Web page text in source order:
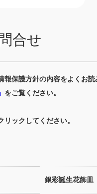
合せ
報保護方針の内容をよくお
をご覧ください。
ックしてください。
銀彩誕生花飾皿